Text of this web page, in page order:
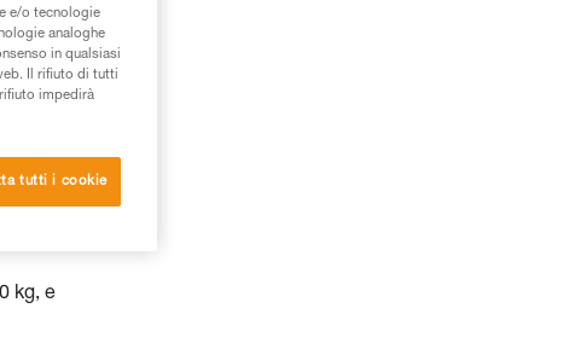
kg, e
e/o tecnologie
analoghe
in qualsiasi
Il rifiuto di tutti
impedirà
tutti i cookie